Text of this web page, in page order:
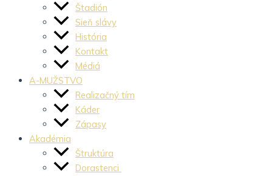
Štadión
Sieň slávy
História
Kontakt
Médiá
A-MUŽSTVO
Realizačný tím
Káder
Zápasy
Akadémia
Štruktúra
Dorastenci